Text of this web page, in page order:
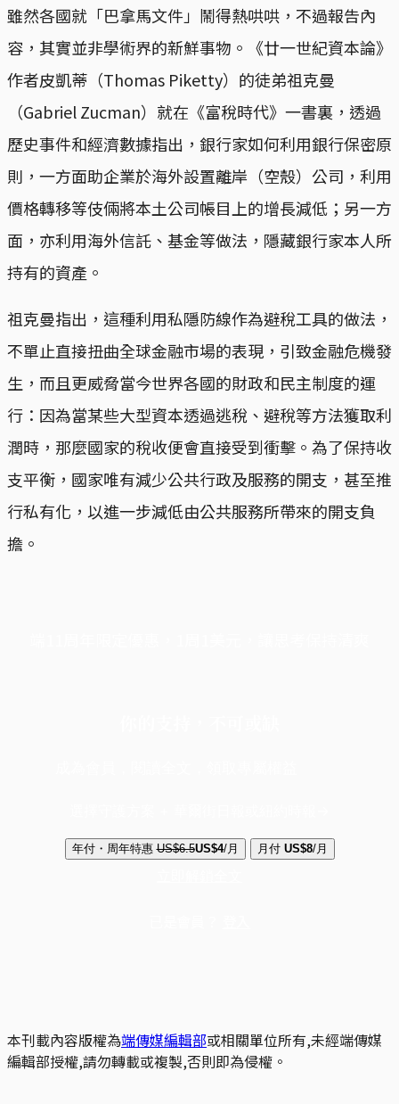
雖然各國就「巴拿馬文件」鬧得熱哄哄，不過報告內
容，其實並非學術界的新鮮事物。《廿一世紀資本論》
作者皮凱蒂（Thomas Piketty）的徒弟祖克曼
（Gabriel Zucman）就在《富稅時代》一書裏，透過
歷史事件和經濟數據指出，銀行家如何利用銀行保密原
則，一方面助企業於海外設置離岸（空殼）公司，利用
價格轉移等伎倆將本土公司帳目上的增長減低；另一方
面，亦利用海外信託、基金等做法，隱藏銀行家本人所
持有的資產。
祖克曼指出，這種利用私隱防線作為避稅工具的做法，
不單止直接扭曲全球金融市場的表現，引致金融危機發
生，而且更威脅當今世界各國的財政和民主制度的運
行：因為當某些大型資本透過逃稅、避稅等方法獲取利
潤時，那麼國家的稅收便會直接受到衝擊。為了保持收
支平衡，國家唯有減少公共行政及服務的開支，甚至推
行私有化，以進一步減低由公共服務所帶來的開支負
擔。
年付・周年特惠 US$6.5US$4/月 月付 US$8/月
本刊載內容版權為端傳媒編輯部或相關單位所有,未經端傳媒
編輯部授權,請勿轉載或複製,否則即為侵權。